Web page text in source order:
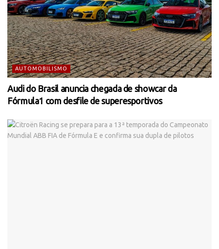
AUTOMOBILISMO
Audi do Brasil anuncia chegada de showcar da
Fórmula1 com desfile de superesportivos